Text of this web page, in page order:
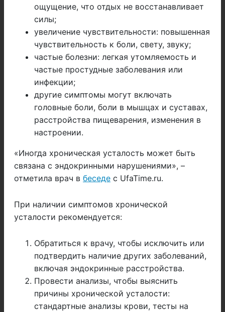
ощущение, что отдых не восстанавливает
силы;
увеличение чувствительности: повышенная
чувствительность к боли, свету, звуку;
частые болезни: легкая утомляемость и
частые простудные заболевания или
инфекции;
другие симптомы могут включать
головные боли, боли в мышцах и суставах,
расстройства пищеварения, изменения в
настроении.
«Иногда хроническая усталость может быть
связана с эндокринными нарушениями», –
отметила врач в беседе с UfaTime.ru.
При наличии симптомов хронической
усталости рекомендуется:
Обратиться к врачу, чтобы исключить или
подтвердить наличие других заболеваний,
включая эндокринные расстройства.
Провести анализы, чтобы выяснить
причины хронической усталости:
стандартные анализы крови, тесты на